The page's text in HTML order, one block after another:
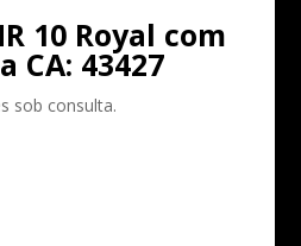
10 Royal com
CA: 43427
sob consulta.